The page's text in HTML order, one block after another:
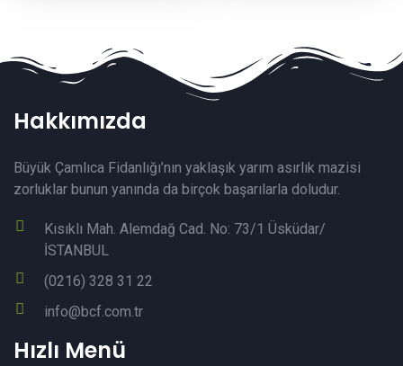
Hakkımızda
Büyük Çamlıca Fidanlığı’nın yaklaşık yarım asırlık mazisi
zorluklar bunun yanında da birçok başarılarla doludur.
Kısıklı Mah. Alemdağ Cad. No: 73/1 Üsküdar/
İSTANBUL
(0216) 328 31 22
info@bcf.com.tr
Hızlı Menü